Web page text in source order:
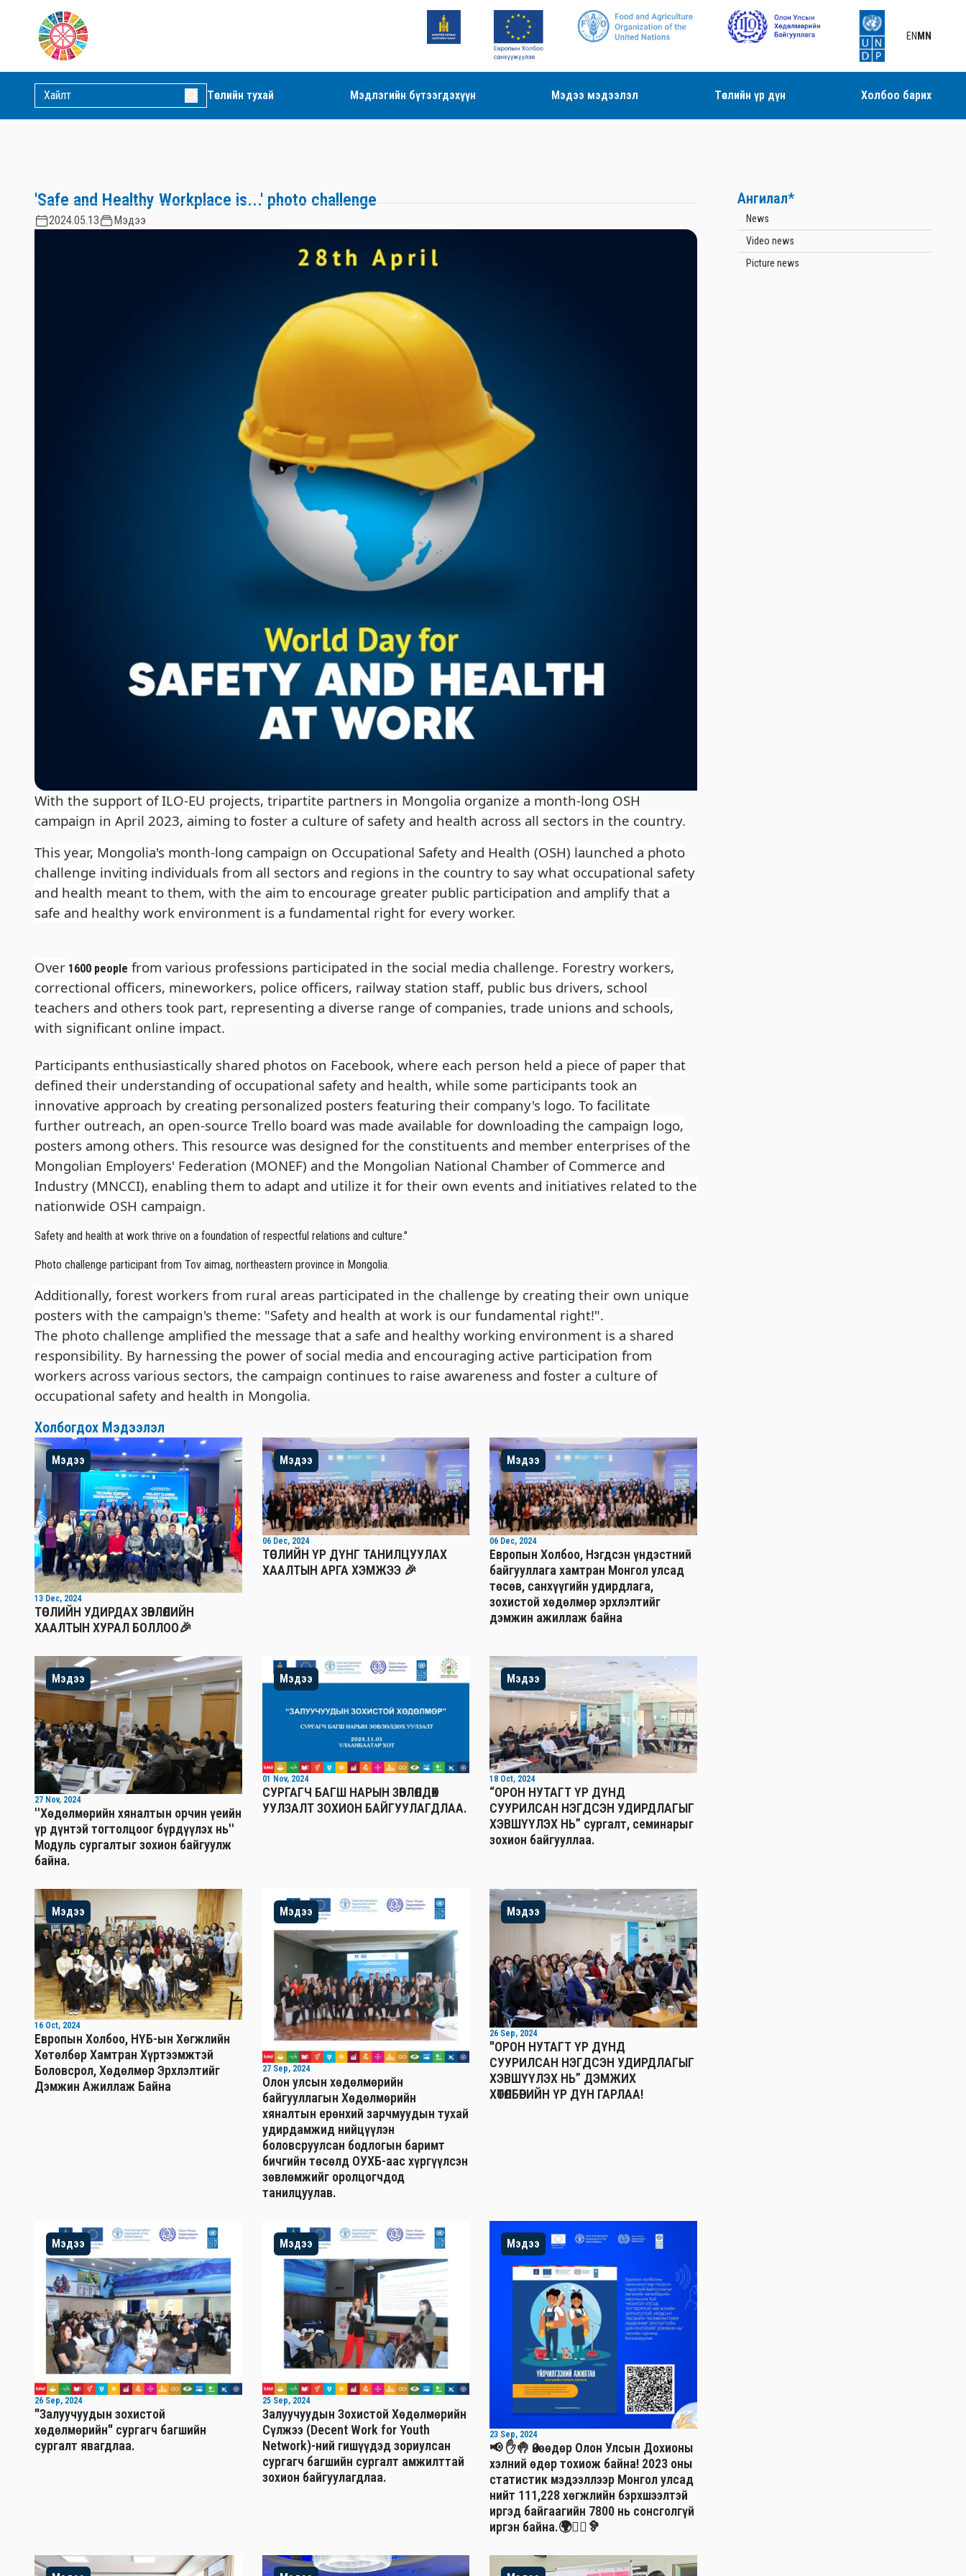
EN MN
Төслийн тухай Мэдлэгийн бүтээгдэхүүн Мэдээ мэдээлэл Төслийн үр дүн Холбоо барих
Ангилал*
News
Video news
Picture news
'Safe and Healthy Workplace is...' photo challenge
2024.05.13 Мэдээ
With the support of ILO-EU projects, tripartite partners in Mongolia organize a month-long OSH
campaign in April 2023, aiming to foster a culture of safety and health across all sectors in the country.
This year, Mongolia's month-long campaign on Occupational Safety and Health (OSH) launched a photo
challenge inviting individuals from all sectors and regions in the country to say what occupational safety
and health meant to them, with the aim to encourage greater public participation and amplify that a
safe and healthy work environment is a fundamental right for every worker.
Over 1600 people from various professions participated in the social media challenge. Forestry workers,
correctional officers, mineworkers, police officers, railway station staff, public bus drivers, school
teachers and others took part, representing a diverse range of companies, trade unions and schools,
with significant online impact.
Participants enthusiastically shared photos on Facebook, where each person held a piece of paper that
defined their understanding of occupational safety and health, while some participants took an
innovative approach by creating personalized posters featuring their company's logo. To facilitate
further outreach, an open-source Trello board was made available for downloading the campaign logo,
posters among others. This resource was designed for the constituents and member enterprises of the
Mongolian Employers' Federation (MONEF) and the Mongolian National Chamber of Commerce and
Industry (MNCCI), enabling them to adapt and utilize it for their own events and initiatives related to the
nationwide OSH campaign.
Safety and health at work thrive on a foundation of respectful relations and culture."
Photo challenge participant from Tov aimag, northeastern province in Mongolia.
Additionally, forest workers from rural areas participated in the challenge by creating their own unique
posters with the campaign's theme: "Safety and health at work is our fundamental right!".
The photo challenge amplified the message that a safe and healthy working environment is a shared
responsibility. By harnessing the power of social media and encouraging active participation from
workers across various sectors, the campaign continues to raise awareness and foster a culture of
occupational safety and health in Mongolia.
Холбогдох Мэдээлэл
Мэдээ
13 Dec, 2024
ТӨСЛИЙН УДИРДАХ ЗӨВЛӨЛИЙН
ХААЛТЫН ХУРАЛ БОЛЛОО🎉
Мэдээ
06 Dec, 2024
ТӨСЛИЙН ҮР ДҮНГ ТАНИЛЦУУЛАХ
ХААЛТЫН АРГА ХЭМЖЭЭ 🎉
Мэдээ
06 Dec, 2024
Европын Холбоо, Нэгдсэн үндэстний
байгууллага хамтран Монгол улсад
төсөв, санхүүгийн удирдлага,
зохистой хөдөлмөр эрхлэлтийг
дэмжин ажиллаж байна
Мэдээ
27 Nov, 2024
''Хөдөлмөрийн хяналтын орчин үеийн
үр дүнтэй тогтолцоог бүрдүүлэх нь''
Mодуль сургалтыг зохион байгуулж
байна.
Мэдээ
01 Nov, 2024
СУРГАГЧ БАГШ НАРЫН ЗӨВЛӨЛДӨХ
УУЛЗАЛТ ЗОХИОН БАЙГУУЛАГДЛАА.
Мэдээ
18 Oct, 2024
“ОРОН НУТАГТ ҮР ДҮНД
СУУРИЛСАН НЭГДСЭН УДИРДЛАГЫГ
ХЭВШҮҮЛЭХ НЬ” сургалт, семинарыг
зохион байгууллаа.
Мэдээ
16 Oct, 2024
Европын Холбоо, НҮБ-ын Хөгжлийн
Хөтөлбөр Хамтран Хүртээмжтэй
Боловсрол, Хөдөлмөр Эрхлэлтийг
Дэмжин Ажиллаж Байна
Мэдээ
27 Sep, 2024
Олон улсын хөдөлмөрийн
байгууллагын Хөдөлмөрийн
хяналтын ерөнхий зарчмуудын тухай
удирдамжид нийцүүлэн
боловсруулсан бодлогын баримт
бичгийн төсөлд ОУХБ-аас хүргүүлсэн
зөвлөмжийг оролцогчдод
танилцуулав.
Мэдээ
26 Sep, 2024
"ОРОН НУТАГТ ҮР ДҮНД
СУУРИЛСАН НЭГДСЭН УДИРДЛАГЫГ
ХЭВШҮҮЛЭХ НЬ” ДЭМЖИХ
ХӨТӨЛБӨРИЙН ҮР ДҮН ГАРЛАА!
Мэдээ
26 Sep, 2024
"Залуучуудын зохистой
хөдөлмөрийн" сургагч багшийн
сургалт явагдлаа.
Мэдээ
25 Sep, 2024
Залуучуудын Зохистой Хөдөлмөрийн
Сүлжээ (Decent Work for Youth
Network)-ний гишүүдэд зориулсан
сургагч багшийн сургалт амжилттай
зохион байгуулагдлаа.
Мэдээ
23 Sep, 2024
📢 ✋🤚 Өнөөдөр Олон Улсын Дохионы
хэлний өдөр тохиож байна! 2023 оны
статистик мэдээллээр Монгол улсад
нийт 111,228 хөгжлийн бэрхшээлтэй
иргэд байгаагийн 7800 нь сонсголгүй
иргэн байна.🌍🧏‍♂️🦻